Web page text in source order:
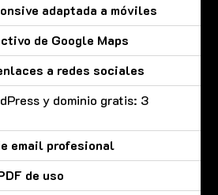
adaptada a móviles
de Google Maps
a redes sociales
y dominio gratis: 3
email profesional
de uso